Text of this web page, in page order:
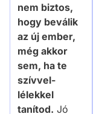
nem biztos,
hogy beválik
az új ember,
még akkor
sem, ha te
szívvel-
lélekkel
tanítod. Jó